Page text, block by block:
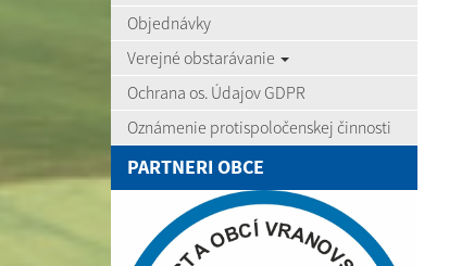
Objednávky
Verejné obstarávanie
Ochrana os. Údajov GDPR
Oznámenie protispoločenskej činnosti
PARTNERI OBCE